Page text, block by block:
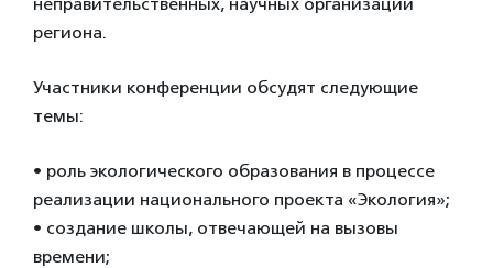
региона.
Участники конференции обсудят следующие
темы:
• роль экологического образования в процессе
реализации национального проекта «Экология»;
• создание школы, отвечающей на вызовы
времени;